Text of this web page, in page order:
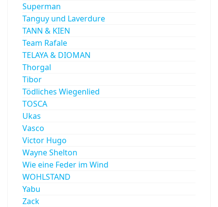
Superman
Tanguy und Laverdure
TANN & KIEN
Team Rafale
TELAYA & DIOMAN
Thorgal
Tibor
Tödliches Wiegenlied
TOSCA
Ukas
Vasco
Victor Hugo
Wayne Shelton
Wie eine Feder im Wind
WOHLSTAND
Yabu
Zack